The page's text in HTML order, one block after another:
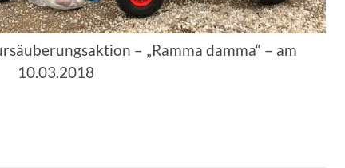
– „Ramma damma“ – am
10.03.2018